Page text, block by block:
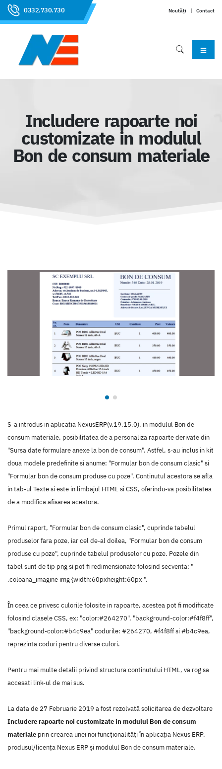
0332.730.730 Noutăți | Contact
Includere rapoarte noi
customizate in modulul
Bon de consum materiale
S-a introdus in aplicatia NexusERP(v.19.15.0), in modulul Bon de
consum materiale, posibilitatea de a personaliza rapoarte derivate din
"Sursa date formulare anexe la bon de consum". Astfel, s-au inclus in kit
doua modele predefinite si anume: "Formular bon de consum clasic" si
"Formular bon de consum produse cu poze". Continutul acestora se afla
in tab-ul Texte si este in limbajul HTML si CSS, oferindu-va posibilitatea
de a modifica afisarea acestora.
Primul raport, "Formular bon de consum clasic", cuprinde tabelul
produselor fara poze, iar cel de-al doilea, "Formular bon de consum
produse cu poze", cuprinde tabelul produselor cu poze. Pozele din
tabel sunt de tip png si pot fi redimensionate folosind secventa: "
.coloana_imagine img {width:60pxheight:60px ".
În ceea ce privesc culorile folosite in rapoarte, acestea pot fi modificate
folosind clasele CSS, ex: "color:#264270", "background-color:#f4f8ff",
"background-color:#b4c9ea" codurile: #264270, #f4f8ff si #b4c9ea,
reprezinta coduri pentru diverse culori.
Pentru mai multe detalii privind structura continutului HTML, va rog sa
accesati link-ul de mai sus.
La data de 27 Februarie 2019 a fost rezolvată solicitarea de dezvoltare
Includere rapoarte noi customizate in modulul Bon de consum
materiale prin crearea unei noi funcţionalităţi în aplicaţia Nexus ERP,
produsul/licenţa Nexus ERP şi modulul Bon de consum materiale.